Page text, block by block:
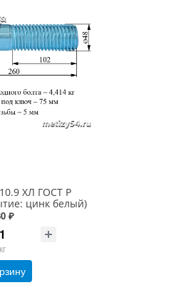
ХЛ ГОСТ Р
цинк белый)
₽
кг